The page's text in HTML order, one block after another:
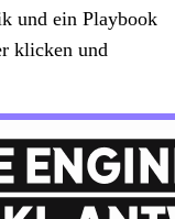
und ein Playbook
klicken und